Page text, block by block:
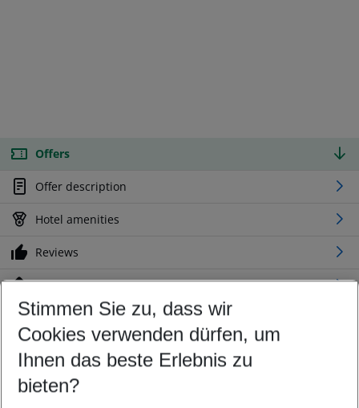
Offers
Offer description
Hotel amenities
Reviews
Location
Customize your offer
Find the perfect deal which suits your best
Your departure airport
Any airport
Stimmen Sie zu, dass wir
Cookies verwenden dürfen, um
Ihnen das beste Erlebnis zu
bieten?